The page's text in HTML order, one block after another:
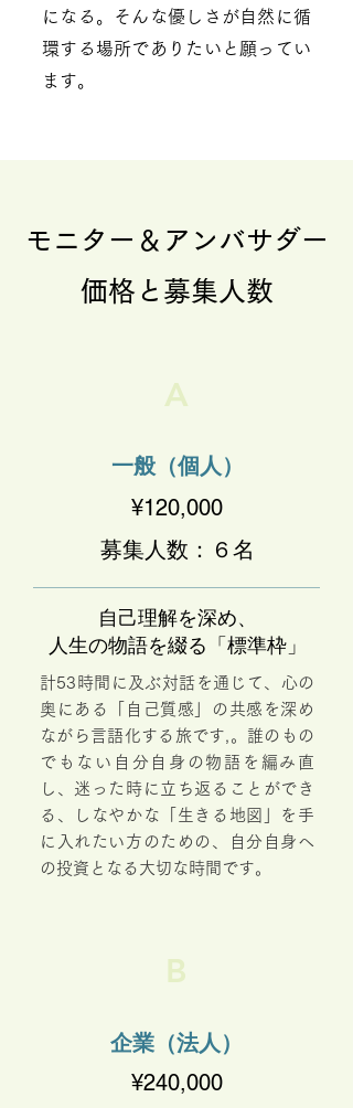
になる。そんな優しさが自然に循
環する場所でありたいと願ってい
ます。
モニター＆アンバサダー
価格と募集人数
A
一般（個人）
¥120,000
募集人数：６名
自己理解を深め、
人生の物語を綴る「標準枠」
計53時間に及ぶ対話を通じて、心の
奥にある「自己質感」の共感を深め
ながら言語化する旅です,。誰のもの
でもない自分自身の物語を編み直
し、迷った時に立ち返ることができ
る、しなやかな「生きる地図」を手
に入れたい方のための、自分自身へ
の投資となる大切な時間です。
B
​企業（法人）
¥240,000